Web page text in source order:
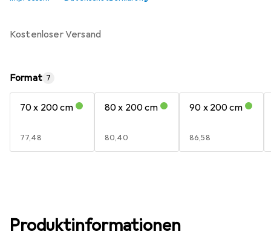
Vergleichen
kostenloser Versand
Format 7
70 x 200 cm
EUR
77,48
80 x 200 cm
EUR
80,40
90 x 200 cm
EUR
86,58
Produktinformationen